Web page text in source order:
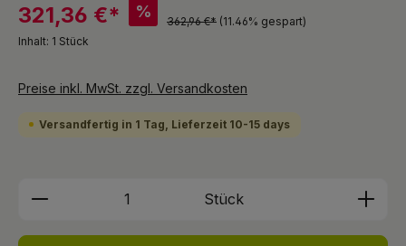
321,36 €* %
362,96 €* (11.46% gespart)
Inhalt: 1 Stück
Preise inkl. MwSt. zzgl. Versandkosten
Versandfertig in 1 Tag, Lieferzeit 10-15 days
Produkt Anzahl: Gib den
Stück